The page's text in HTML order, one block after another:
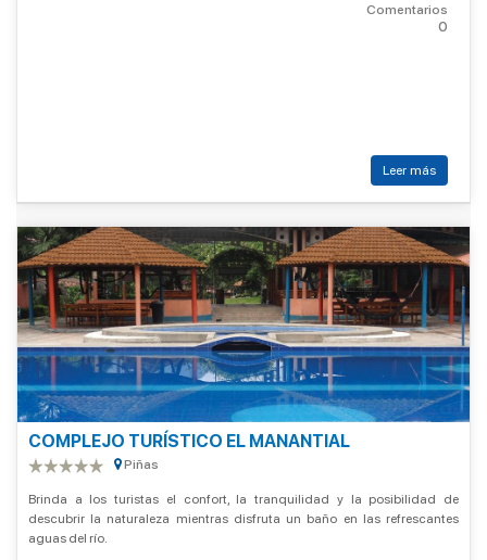
Comentarios
0
Leer más
COMPLEJO TURÍSTICO EL MANANTIAL
Piñas
Brinda a los turistas el confort, la tranquilidad y la posibilidad de
descubrir la naturaleza mientras disfruta un baño en las refrescantes
aguas del río.